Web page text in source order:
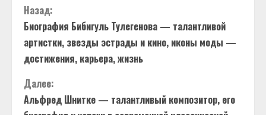
П
р
о
д
Назад:
Биография Бибигуль Тулегенова — талантливой
артистки, звезды эстрады и кино, иконы моды —
достижения, карьера, жизнь
Далее:
Альфред Шнитке — талантливый композитор, его